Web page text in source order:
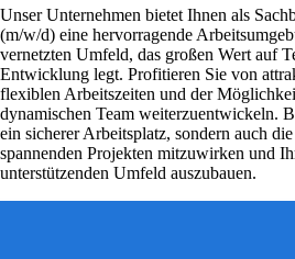
Unser Unternehmen bietet Ihnen als
(m/w/d) eine hervorragende
vernetzten Umfeld, das großen Wert auf
Entwicklung legt. Profitieren Sie von
flexiblen Arbeitszeiten und der
dynamischen Team weiterzuentwickeln.
ein sicherer Arbeitsplatz, sondern auch
spannenden Projekten mitzuwirken und
unterstützenden Umfeld auszubauen.